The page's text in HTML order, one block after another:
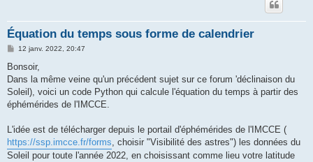
Équation du temps sous forme de calendrier
M
s
a
g
12 janv. 2022, 20:47
Bonsoir,
Dans la même veine qu'un précédent sujet sur ce forum 'déclinaison du
Soleil), voici un code Python qui calcule l'équation du temps à partir des
éphémérides de l'IMCCE.
L'idée est de télécharger depuis le portail d'éphémérides de l'IMCCE (
https://ssp.imcce.fr/forms, choisir "Visibilité des astres") les données du
Soleil pour toute l'année 2022, en choisissant comme lieu votre latitude